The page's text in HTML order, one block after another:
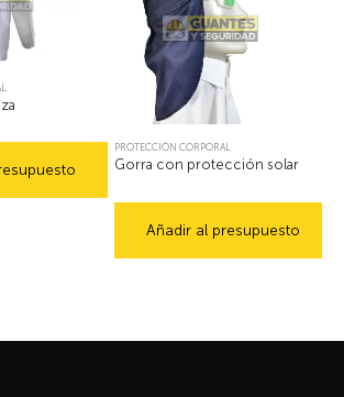
PROTECCIÓN CORPORAL
Gorra con protección solar
Añadir al presupuesto